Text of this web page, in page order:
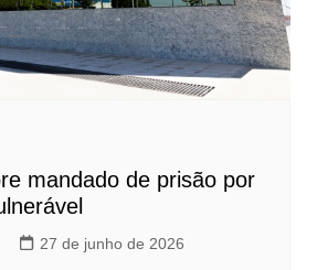
mandado de prisão por
27 de junho de 2026